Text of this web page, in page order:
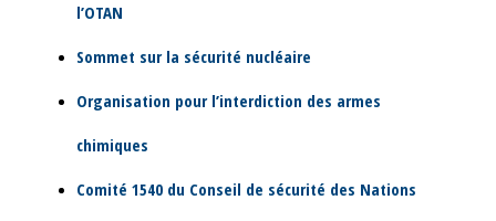
l’OTAN
Sommet sur la sécurité nucléaire
Organisation pour l’interdiction des armes
chimiques
Comité 1540 du Conseil de sécurité des Nations